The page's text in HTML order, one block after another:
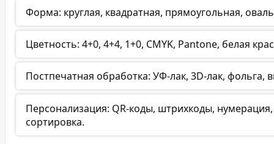
Форма: круглая, квадратная, прямоугольная,
Цветность: 4+0, 4+4, 1+0, CMYK, Pantone, белая
Постпечатная обработка: УФ-лак, 3D-лак, фольга,
Персонализация: QR-коды, штрихкоды,
сортировка.